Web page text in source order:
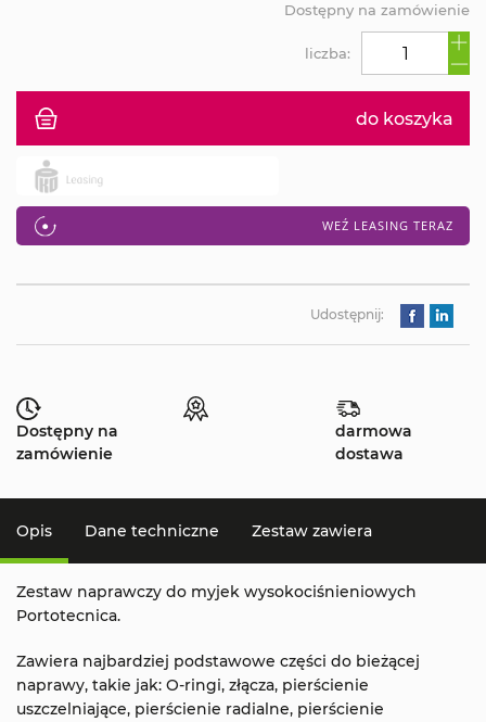
do koszyka
WEŹ LEASING TERAZ
liczba:
Dostępny na zamówienie
Udostępnij:
Dostępny na
zamówienie
darmowa
dostawa
Opis Dane techniczne Zestaw zawiera
Zestaw naprawczy do myjek wysokociśnieniowych
Portotecnica.
Zawiera najbardziej podstawowe części do bieżącej
naprawy, takie jak: O-ringi, złącza, pierścienie
uszczelniające, pierścienie radialne, pierścienie